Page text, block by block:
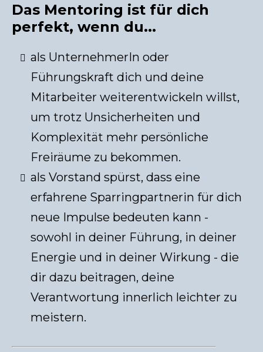
Das Mentoring ist für dich
perfekt, wenn du...
als UnternehmerIn oder
Führungskraft dich und deine
Mitarbeiter weiterentwickeln willst,
um trotz Unsicherheiten und
Komplexität mehr persönliche
Freiräume zu bekommen.
als Vorstand spürst, dass eine
erfahrene Sparringpartnerin für dich
neue Impulse bedeuten kann -
sowohl in deiner Führung, in deiner
Energie und in deiner Wirkung - die
dir dazu beitragen, deine
Verantwortung innerlich leichter zu
meistern.